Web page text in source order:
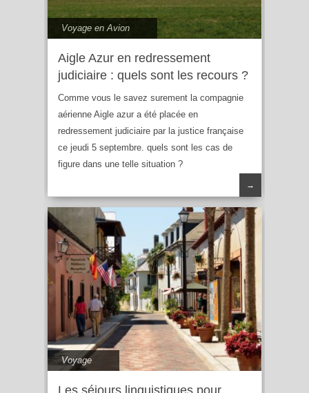
Voyage en Avion
Aigle Azur en redressement
judiciaire : quels sont les recours ?
Comme vous le savez surement la compagnie
aérienne Aigle azur a été placée en
redressement judiciaire par la justice française
ce jeudi 5 septembre. quels sont les cas de
figure dans une telle situation ?
→
Voyage